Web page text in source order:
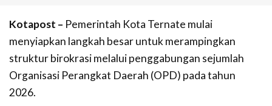
Kotapost – Pemerintah Kota Ternate mulai
menyiapkan langkah besar untuk merampingkan
struktur birokrasi melalui penggabungan sejumlah
Organisasi Perangkat Daerah (OPD) pada tahun
2026.